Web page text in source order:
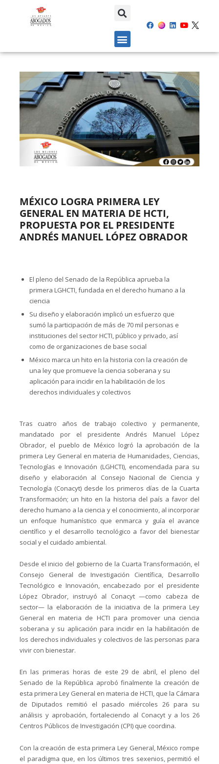
MÉXICO LOGRA PRIMERA LEY
GENERAL EN MATERIA DE HCTI,
PROPUESTA POR EL PRESIDENTE
ANDRÉS MANUEL LÓPEZ OBRADOR
El pleno del Senado de la República aprueba la
primera LGHCTI, fundada en el derecho humano a la
ciencia
Su diseño y elaboración implicó un esfuerzo que
sumó la participación de más de 70 mil personas e
instituciones del sector HCTI, público y privado, así
como de organizaciones de base social
México marca un hito en la historia con la creación de
una ley que promueve la ciencia soberana y su
aplicación para incidir en la habilitación de los
derechos individuales y colectivos
Tras cuatro años de trabajo colectivo y permanente,
mandatado por el presidente Andrés Manuel López
Obrador, el pueblo de México logró la aprobación de la
primera Ley General en materia de Humanidades, Ciencias,
Tecnologías e Innovación (LGHCTI), encomendada para su
diseño y elaboración al Consejo Nacional de Ciencia y
Tecnología (Conacyt) desde los primeros días de la Cuarta
Transformación; un hito en la historia del país a favor del
derecho humano a la ciencia y el conocimiento, al incorporar
un enfoque humanístico que enmarca y guía el avance
científico y el desarrollo tecnológico a favor del bienestar
social y el cuidado ambiental.
Desde el inicio del gobierno de la Cuarta Transformación, el
Consejo General de Investigación Científica, Desarrollo
Tecnológico e Innovación, encabezado por el presidente
López Obrador, instruyó al Conacyt —como cabeza de
sector— la elaboración de la iniciativa de la primera Ley
General en materia de HCTI para promover una ciencia
soberana y su aplicación para incidir en la habilitación de
los derechos individuales y colectivos de las personas para
vivir con bienestar.
En las primeras horas de este 29 de abril, el pleno del
Senado de la República aprobó finalmente la creación de
esta primera Ley General en materia de HCTI, que la Cámara
de Diputados remitió el pasado miércoles 26 para su
análisis y aprobación, fortaleciendo al Conacyt y a los 26
Centros Públicos de Investigación (CPI) que coordina.
Con la creación de esta primera Ley General, México rompe
el paradigma que, en los últimos tres sexenios, permitió el